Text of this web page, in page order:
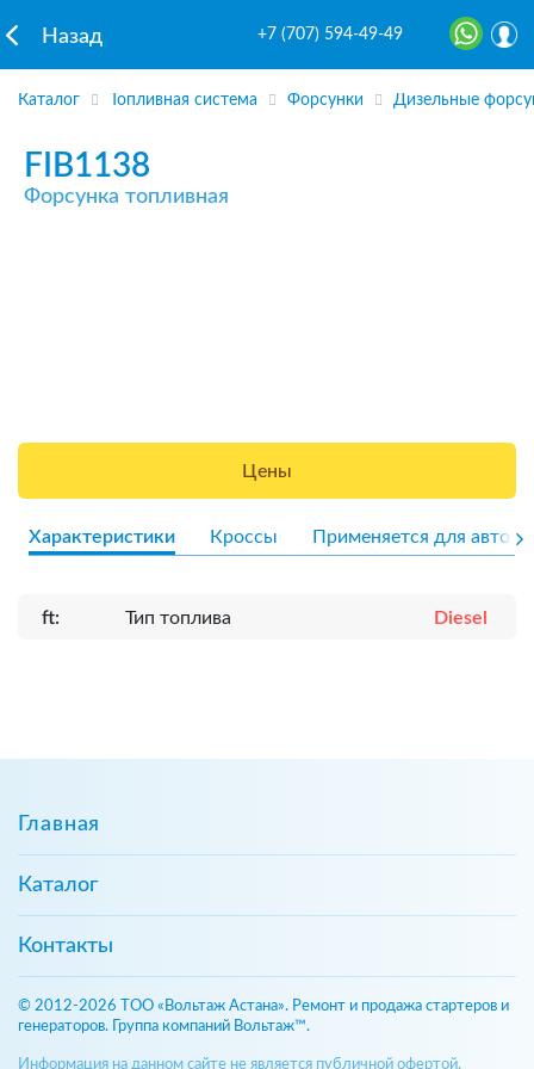
Назад +7 (707) 594-49-49
Каталог Топливная система Форсунки Дизельные
FIB1138
Форсунка топливная
Цены
Характеристики Кроссы Применяется для авто
ft: Тип топлива Diesel
Главная
Каталог
Контакты
© 2012-2026 ТОО «Вольтаж Астана». Ремонт и продажа стартеров и
генераторов. Группа компаний Вольтаж™.
Информация на данном сайте не является публичной офертой,